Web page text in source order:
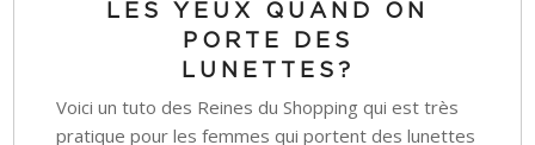
LES YEUX QUAND ON
PORTE DES
LUNETTES?
Voici un tuto des Reines du Shopping qui est très
pratique pour les femmes qui portent des lunettes